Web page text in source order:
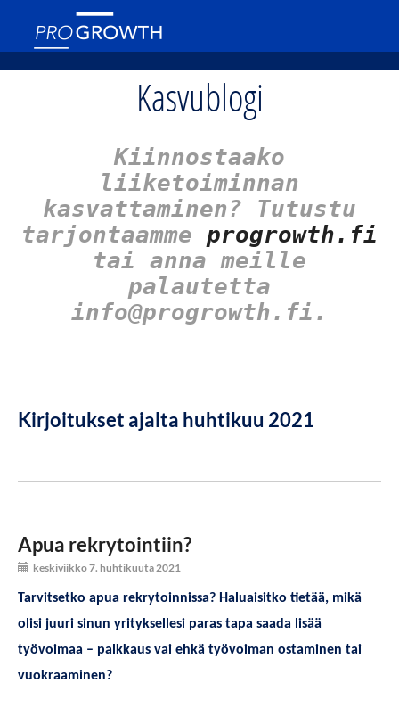
Kasvublogi
Kiinnostaako
liiketoiminnan
kasvattaminen? Tutustu
tarjontaamme progrowth.fi
tai anna meille
palautetta
info@progrowth.fi.
Kirjoitukset ajalta huhtikuu 2021
Apua rekrytointiin?
keskiviikko 7. huhtikuuta 2021
Tarvitsetko apua rekrytoinnissa? Haluaisitko tietää, mikä
olisi juuri sinun yrityksellesi paras tapa saada lisää
työvoimaa – palkkaus vai ehkä työvoiman ostaminen tai
vuokraaminen?